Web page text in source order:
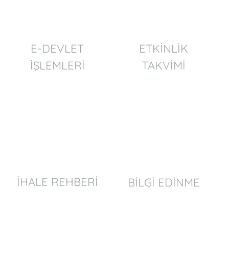
E-DEVLET
İŞLEMLERİ
ETKİNLİK
TAKVİMİ
İHALE REHBERİ BİLGİ EDİNME